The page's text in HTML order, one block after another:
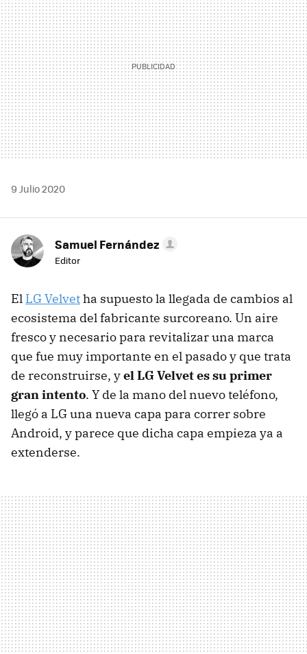
9 Julio 2020
Samuel Fernández
Editor
El LG Velvetha supuesto la llegada de cambios al
ecosistema del fabricante surcoreano. Un aire
fresco y necesario para revitalizar una marca
que fue muy importante en el pasado y que trata
de reconstruirse, yel LG Velvet es su primer
gran intento. Y de la mano del nuevo teléfono,
llegó a LG una nueva capa para correr sobre
Android, y parece que dicha capa empieza ya a
extenderse.